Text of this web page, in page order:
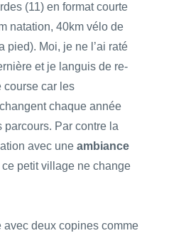
(11) en format courte
natation, 40km vélo de
pied). Moi, je ne l’ai raté
et je languis de re-
course car les
chaque année
parcours. Par contre la
avec une ambiance
petit village ne change
avec deux copines comme